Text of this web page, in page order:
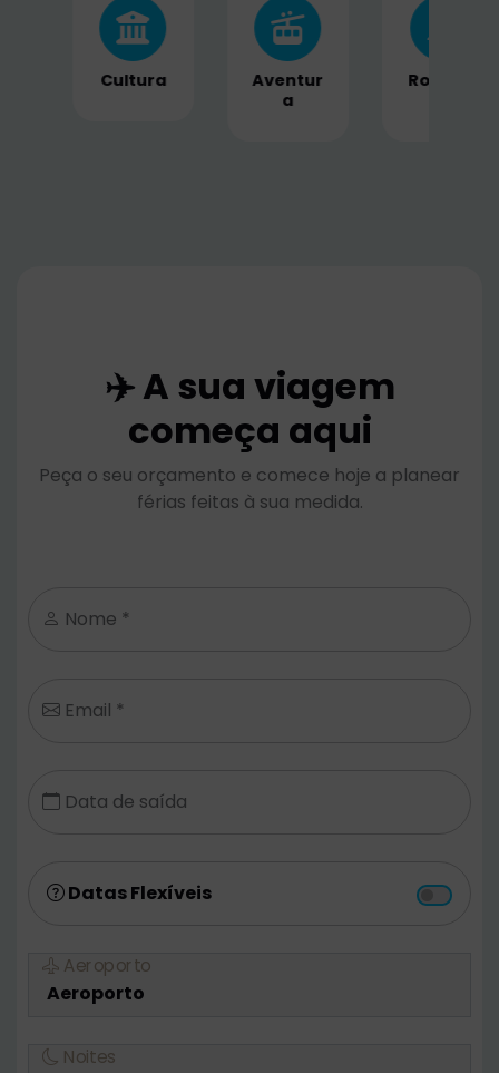
Aventur
Romanc
e
Naturez
✈️ A sua viagem
começa aqui
Peça o seu orçamento e comece hoje a planear
férias feitas à sua medida.
Nome *
Email *
Data de saída
Datas Flexíveis
Aeroporto
Noites